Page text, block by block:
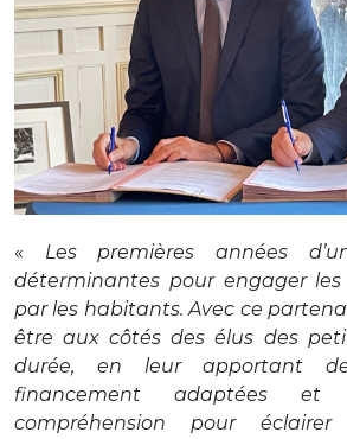
« Les premières années
déterminantes pour engager
par les habitants. Avec ce
être aux côtés des élus des
durée, en leur apportant
financement adaptées
compréhension pour